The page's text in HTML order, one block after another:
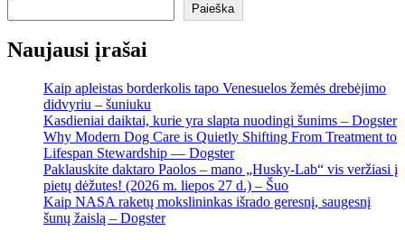
Paieška
Naujausi įrašai
Kaip apleistas borderkolis tapo Venesuelos žemės drebėjimo
didvyriu – šuniuku
Kasdieniai daiktai, kurie yra slapta nuodingi šunims – Dogster
Why Modern Dog Care is Quietly Shifting From Treatment to
Lifespan Stewardship — Dogster
Paklauskite daktaro Paolos – mano „Husky-Lab“ vis veržiasi į
pietų dėžutes! (2026 m. liepos 27 d.) – Šuo
Kaip NASA raketų mokslininkas išrado geresnį, saugesnį
šunų žaislą – Dogster